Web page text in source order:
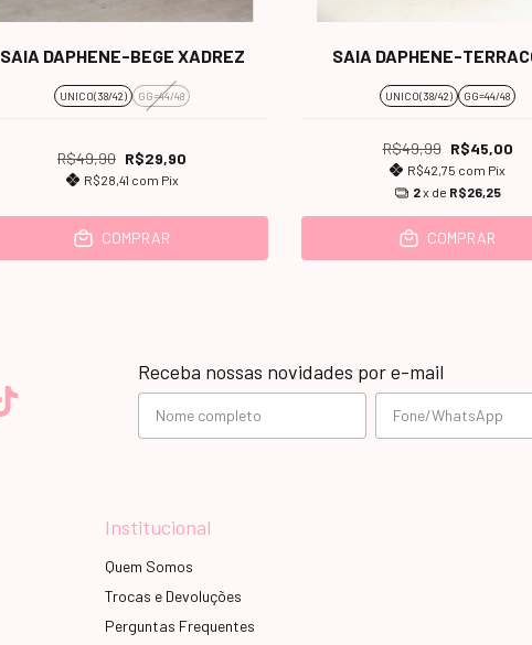
SAIA DAPHENE-BEGE XADREZ
UNICO(38/42) GG=44/48
R$49,90 R$29,90
R$28,41 com Pix
COMPRAR
SAIA DAPHENE-
UNICO(38/42) GG=44/48
R$49,99 R$45,00
R$42,75 com Pix
2x de R$26,25
COMPRAR
Receba nossas novidades por e-mail
Institucional
Quem Somos
Trocas e Devoluções
Perguntas Frequentes